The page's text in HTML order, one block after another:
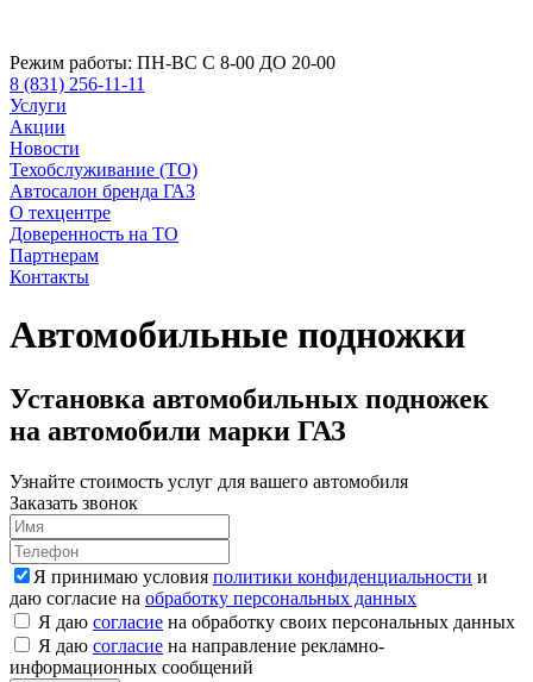
Режим работы: ПН-ВС С 8-00 ДО 20-00
8 (831) 256-11-11
Услуги
Акции
Новости
Техобслуживание (ТО)
Автосалон бренда ГАЗ
О техцентре
Доверенность на ТО
Партнерам
Контакты
Автомобильные подножки
Установка автомобильных подножек
на автомобили марки ГАЗ
Узнайте стоимость услуг для вашего автомобиля
Заказать звонок
Я принимаю условия политики конфиденциальности и
даю согласие на обработку персональных данных
Я даю согласие на обработку своих персональных данных
Я даю согласие на направление рекламно-
информационных сообщений